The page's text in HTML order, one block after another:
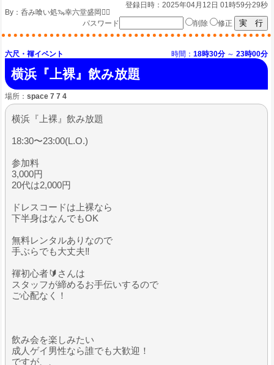
登録日時：2025年04月12日 01時59分29秒
By： 呑み喰い処🦦幸六堂盛岡🏳️‍🌈
パスワード
削除 修正
六尺・褌イベント 時間： 18時30分 ～ 23時00分
横浜『上裸』飲み放題
場所： space 7 7 4
横浜『上裸』飲み放題
18:30〜23:00(L.O.)
参加料
3,000円
20代は2,000円
ドレスコードは上裸なら
下半身はなんでもOK
無料レンタルありなので
手ぶらでも大丈夫‼️
褌初心者🔰さんは
スタッフが締めるお手伝いするので
ご心配なく！
飲み会を楽しみたい
成人ゲイ男性なら誰でも大歓迎！
ですが、、